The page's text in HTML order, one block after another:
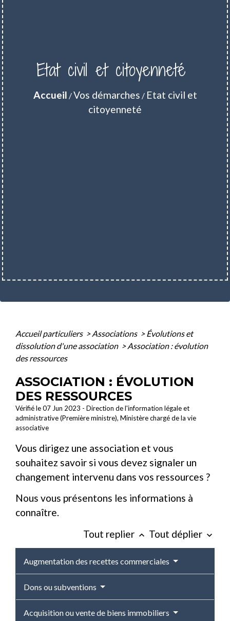
Etat civil et citoyenneté
Accueil /Vos démarches / Etat civil et
citoyenneté
Accueil particuliers > Associations > Évolutions et
dissolution d'une association > Association : évolution
des ressources
ASSOCIATION : ÉVOLUTION
DES RESSOURCES
Vérifié le 07 Jun 2023 - Direction de l'information légale et
administrative (Première ministre), Ministère chargé de la vie
associative
Vous dirigez une association et vous
souhaitez savoir si vous devez signaler un
changement intervenu dans vos ressources ?
Nous vous présentons les informations à
connaître.
Tout replier keyboard_arrow_up Tout déplier keyboard_arrow_down
Augmentation des recettes commerciales
Dons ou subventions
Acquisition ou vente de biens immobiliers